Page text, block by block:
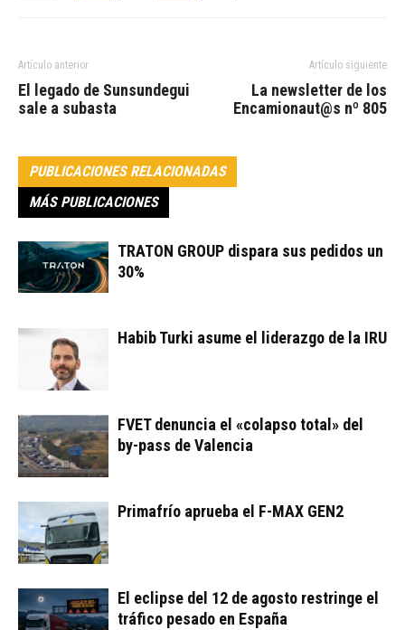
Artículo anterior
El legado de Sunsundegui
sale a subasta
Artículo siguiente
La newsletter de los
Encamionaut@s nº 805
PUBLICACIONES RELACIONADAS
MÁS PUBLICACIONES
TRATON GROUP dispara sus pedidos un
30%
Habib Turki asume el liderazgo de la IRU
FVET denuncia el «colapso total» del
by-pass de Valencia
Primafrío aprueba el F-MAX GEN2
El eclipse del 12 de agosto restringe el
tráfico pesado en España